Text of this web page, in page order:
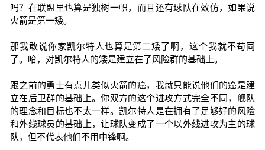
吗？在联盟里也算是独树一帜，而且还有球队在效仿，如果说
火箭是第一矮。
那我敢说你家凯尔特人也算是第二矮了啊，这个我就不苟同
了。哈，对凯尔特人的矮是建立在了风险群的基础上。
跟之前的勇士有点儿类似火箭的癌，我就只能说他们的癌是建
立在后卫群的基础上。你双方的这个进攻方式完全不同，舰队
的理念和目标也不太一样。凯尔特人是在拥有了足够好的风险
和外线球员的基础上，让球队变成了一个以外线进攻为主的球
队，但不代表他们不用中锋啊。